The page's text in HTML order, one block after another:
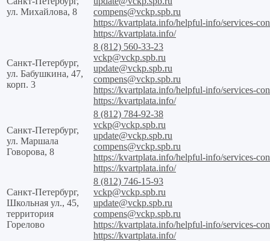
ул. Михайлова, 8
compens@vckp.spb.ru
https://kvartplata.info/helpful-info/services-
https://kvartplata.info/
Санкт-Петербург,
ул. Бабушкина, 47,
корп. 3
8 (812) 560-33-23
vckp@vckp.spb.ru
update@vckp.spb.ru
compens@vckp.spb.ru
https://kvartplata.info/helpful-info/services-
https://kvartplata.info/
Санкт-Петербург,
ул. Маршала
Говорова, 8
8 (812) 784-92-38
vckp@vckp.spb.ru
update@vckp.spb.ru
compens@vckp.spb.ru
https://kvartplata.info/helpful-info/services-
https://kvartplata.info/
Санкт-Петербург,
Школьная ул., 45,
территория
Горелово
8 (812) 746-15-93
vckp@vckp.spb.ru
update@vckp.spb.ru
compens@vckp.spb.ru
https://kvartplata.info/helpful-info/services-
https://kvartplata.info/